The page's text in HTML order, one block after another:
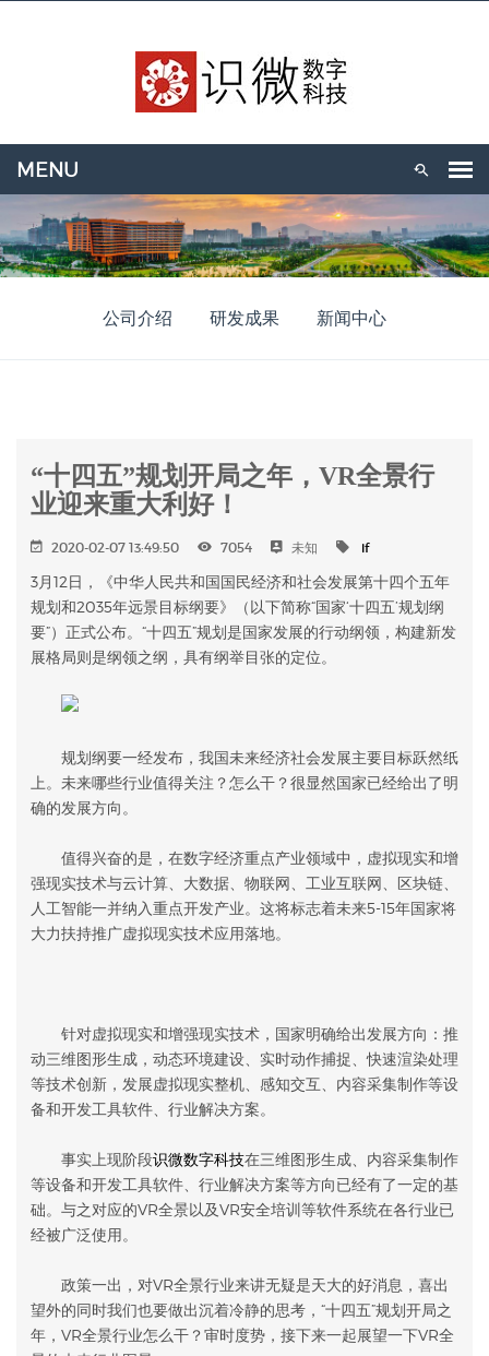
公司介绍 研发成果 新闻中心
“十四五”规划开局之年，VR全景行
业迎来重大利好！
2020-02-07 13:49:50 7054 未知 if
3月12日，《中华人民共和国国民经济和社会发展第十四个五年
规划和2035年远景目标纲要》（以下简称“国家‘十四五’规划纲
要”）正式公布。“十四五”规划是国家发展的行动纲领，构建新发
展格局则是纲领之纲，具有纲举目张的定位。
规划纲要一经发布，我国未来经济社会发展主要目标跃然纸
上。未来哪些行业值得关注？怎么干？很显然国家已经给出了明
确的发展方向。
值得兴奋的是，在数字经济重点产业领域中，虚拟现实和增
强现实技术与云计算、大数据、物联网、工业互联网、区块链、
人工智能一并纳入重点开发产业。这将标志着未来5-15年国家将
大力扶持推广虚拟现实技术应用落地。
针对虚拟现实和增强现实技术，国家明确给出发展方向：推
动三维图形生成，动态环境建设、实时动作捕捉、快速渲染处理
等技术创新，发展虚拟现实整机、感知交互、内容采集制作等设
备和开发工具软件、行业解决方案。
事实上现阶段识微数字科技在三维图形生成、内容采集制作
等设备和开发工具软件、行业解决方案等方向已经有了一定的基
础。与之对应的VR全景以及VR安全培训等软件系统在各行业已
经被广泛使用。
政策一出，对VR全景行业来讲无疑是天大的好消息，喜出
望外的同时我们也要做出沉着冷静的思考，“十四五”规划开局之
年，VR全景行业怎么干？审时度势，接下来一起展望一下VR全